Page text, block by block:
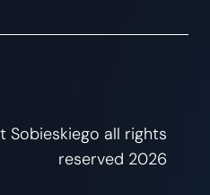
all rights
reserved 2026